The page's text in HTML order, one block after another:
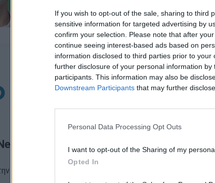
If you wish to opt-out of the sale, sharing to third
sensitive information for targeted advertising by
confirm your selection. Please note that after
continue seeing interest-based ads based on
information disclosed to third parties prior to
further disclosure of your personal information by
participants. This information may also be
Downstream Participants that may further
Personal Data Processing Opt Outs
I want to opt-out of the Sharing of my
Opted In
υγεία στο mail σας καθημερινά